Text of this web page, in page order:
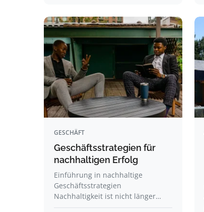
GESCHÄFT
Geschäftsstrategien für
nachhaltigen Erfolg
Einführung in nachhaltige
Geschäftsstrategien
Nachhaltigkeit ist nicht länger…